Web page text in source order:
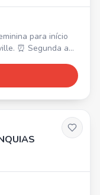
⏰ Segunda a
são diferenciais.